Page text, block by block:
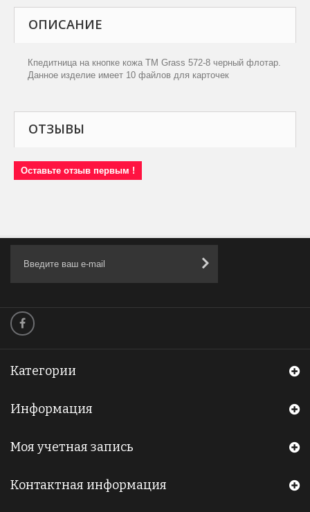
ОПИСАНИЕ
Кпедитница на кнопке кожа TM Grass 572-8 черный флотар.
Данное изделие имеет 10 файлов для карточек
ОТЗЫВЫ
Оставьте отзыв первым !
Категории
Информация
Моя учетная запись
Контактная информация